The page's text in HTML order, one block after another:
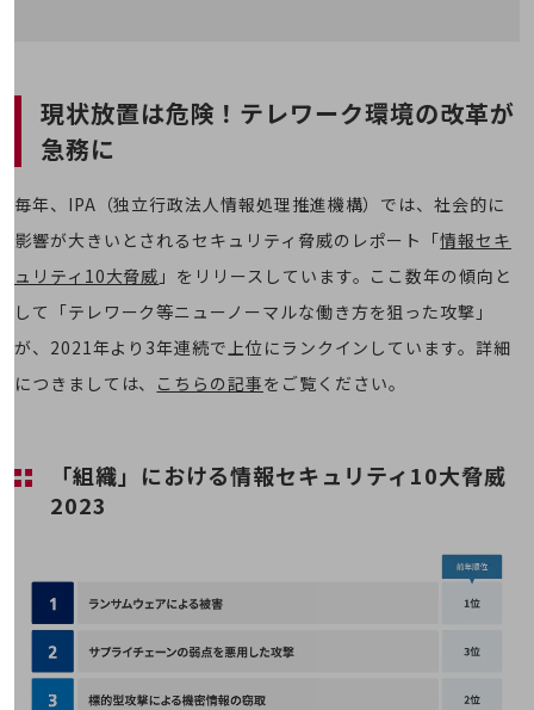
セキュリティ対策
遠隔監視
自動化・省電化
人材不足解消
業種・業態で探すTOP
モビリティ
製造・建設業
小売業
キーワードで探す
現状放置は危険！テレワーク環境の改革が
急務に
毎年、IPA（独立行政法人情報処理推進機構）では、社会的に
影響が大きいとされるセキュリティ脅威のレポート「情報セキ
ュリティ10大脅威 」をリリースしています。ここ数年の傾向と
して「テレワーク等ニューノーマルな働き方を狙った攻撃」
が、2021年より3年連続で上位にランクインしています。詳細
につきましては、 こちらの記事をご覧ください。
「組織」における情報セキュリティ10大脅威
2023